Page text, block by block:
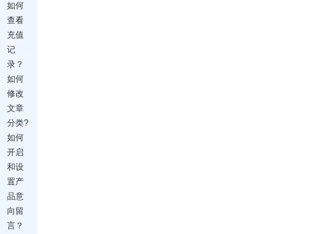
如何
查看
充值
记
录？
如何
修改
文章
分类?
如何
开启
和设
置产
品意
向留
言？